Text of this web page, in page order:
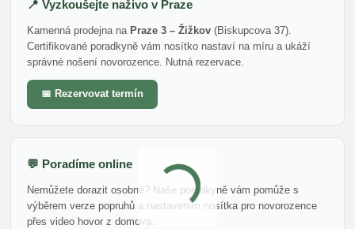
📍 Vyzkoušejte naživo v Praze
Kamenná prodejna na Praze 3 – Žižkov (Biskupcova 37).
Certifikované poradkyně vám nosítko nastaví na míru a ukáží
správné nošení novorozence. Nutná rezervace.
📅 Rezervovat termín
💬 Poradíme online
Nemůžete dorazit osobně? Naše poradkyně vám pomůže s
výběrem verze popruhů a nastavením nosítka pro novorozence
přes video hovor z domova.